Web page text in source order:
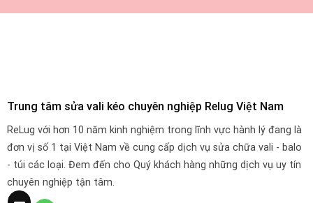
Trung tâm sửa vali kéo chuyên nghiệp Relug Việt Nam
ReLug với hơn 10 năm kinh nghiệm trong lĩnh vực hành lý đang là
đơn vị số 1 tại Việt Nam về cung cấp dịch vụ sửa chữa vali - balo
- túi các loại. Đem đến cho Quý khách hàng những dịch vụ uy tín
chuyên nghiệp tận tâm.